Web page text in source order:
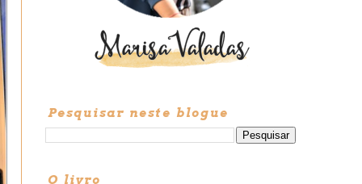
Pesquisar neste blogue
O livro